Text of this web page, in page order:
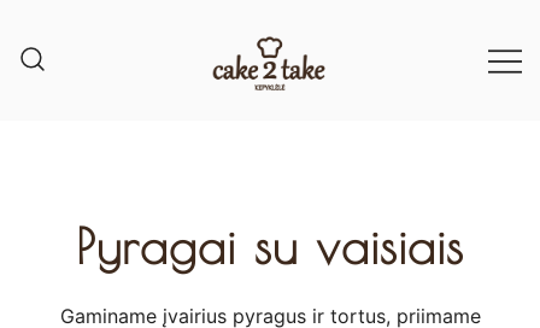
Pyragai su vaisiais
Gaminame įvairius pyragus ir tortus, priimame